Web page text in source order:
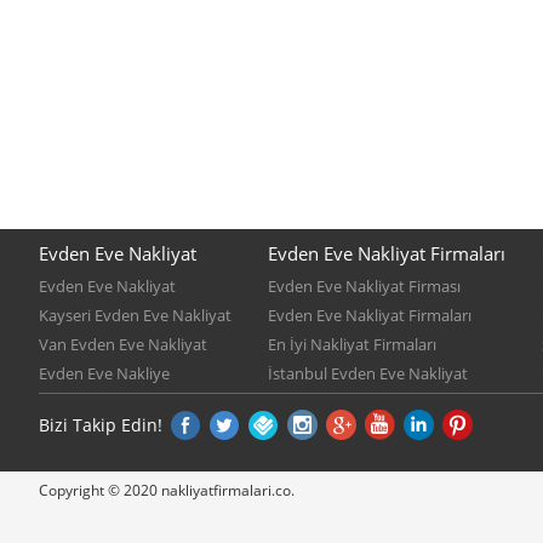
Evden Eve Nakliyat
Evden Eve Nakliyat
Kayseri Evden Eve Nakliyat
Van Evden Eve Nakliyat
Evden Eve Nakliye
Evden Eve Nakliyat Firmaları
Evden Eve Nakliyat Firması
Evden Eve Nakliyat Firmaları
En İyi Nakliyat Firmaları
İstanbul Evden Eve Nakliyat
Bizi Takip Edin!
Copyright © 2020 nakliyatfirmalari.co.